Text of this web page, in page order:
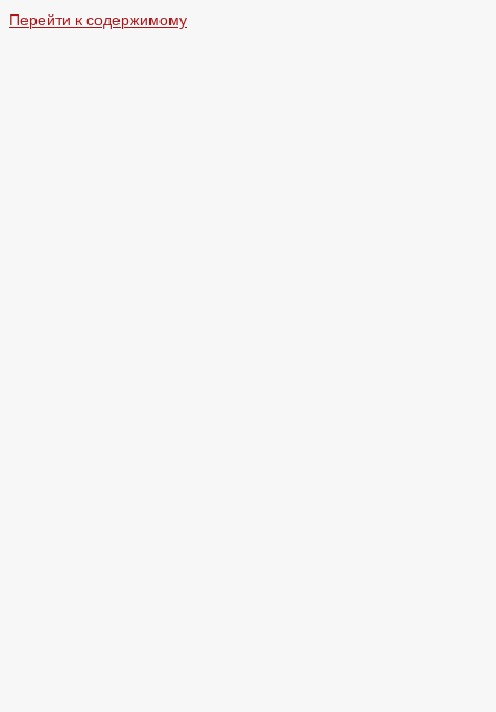
Перейти к содержимому